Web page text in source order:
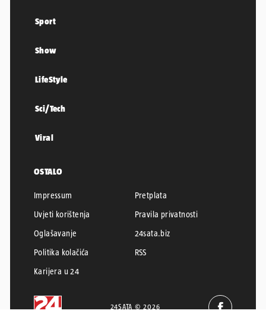
Sport
Show
LifeStyle
Sci/Tech
Viral
OSTALO
Impressum
Pretplata
Uvjeti korištenja
Pravila privatnosti
Oglašavanje
24sata.biz
Politika kolačića
RSS
Karijera u 24
24SATA © 2026